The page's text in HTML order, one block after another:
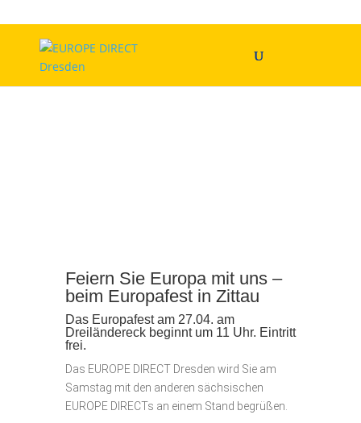
Feiern Sie Europa mit uns –
beim Europafest in Zittau
Das Europafest am 27.04. am
Dreiländereck beginnt um 11 Uhr. Eintritt
frei.
Das EUROPE DIRECT Dresden wird Sie am
Samstag mit den anderen sächsischen
EUROPE DIRECTs an einem Stand begrüßen.